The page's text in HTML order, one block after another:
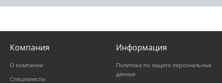
Компания
О компании
Специалисты
Информация
Политика по защите персональных
данных